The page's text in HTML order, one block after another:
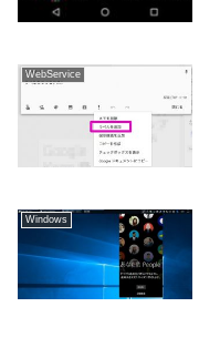
WebService
Windows